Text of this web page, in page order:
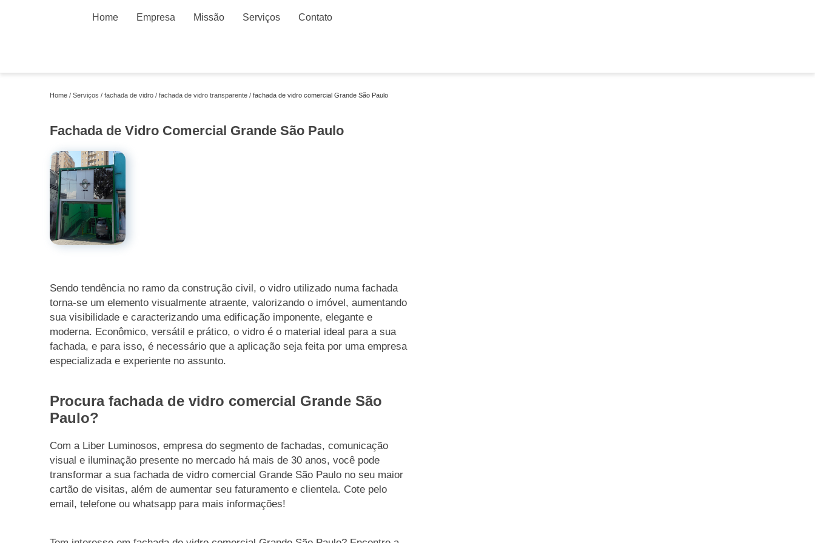
Home Empresa Missão Serviços Contato
Home Serviços fachada de vidro fachada de vidro transparente fachada de vidro comercial Grande São Paulo
Fachada de Vidro Comercial Grande São Paulo
Sendo tendência no ramo da construção civil, o vidro utilizado numa fachada
torna-se um elemento visualmente atraente, valorizando o imóvel, aumentando
sua visibilidade e caracterizando uma edificação imponente, elegante e
moderna. Econômico, versátil e prático, o vidro é o material ideal para a sua
fachada, e para isso, é necessário que a aplicação seja feita por uma empresa
especializada e experiente no assunto.
Procura fachada de vidro comercial Grande São
Paulo?
Com a Liber Luminosos, empresa do segmento de fachadas, comunicação
visual e iluminação presente no mercado há mais de 30 anos, você pode
transformar a sua fachada de vidro comercial Grande São Paulo no seu maior
cartão de visitas, além de aumentar seu faturamento e clientela. Cote pelo
email, telefone ou whatsapp para mais informações!